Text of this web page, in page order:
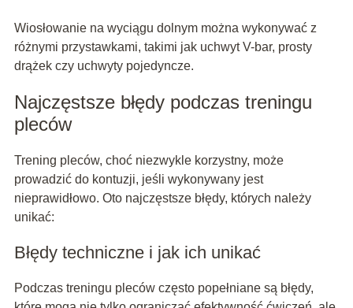
Wiosłowanie na wyciągu dolnym można wykonywać z
różnymi przystawkami, takimi jak uchwyt V-bar, prosty
drążek czy uchwyty pojedyncze.
Najczęstsze błędy podczas treningu
pleców
Trening pleców, choć niezwykle korzystny, może
prowadzić do kontuzji, jeśli wykonywany jest
nieprawidłowo. Oto najczęstsze błędy, których należy
unikać:
Błędy techniczne i jak ich unikać
Podczas treningu pleców często popełniane są błędy,